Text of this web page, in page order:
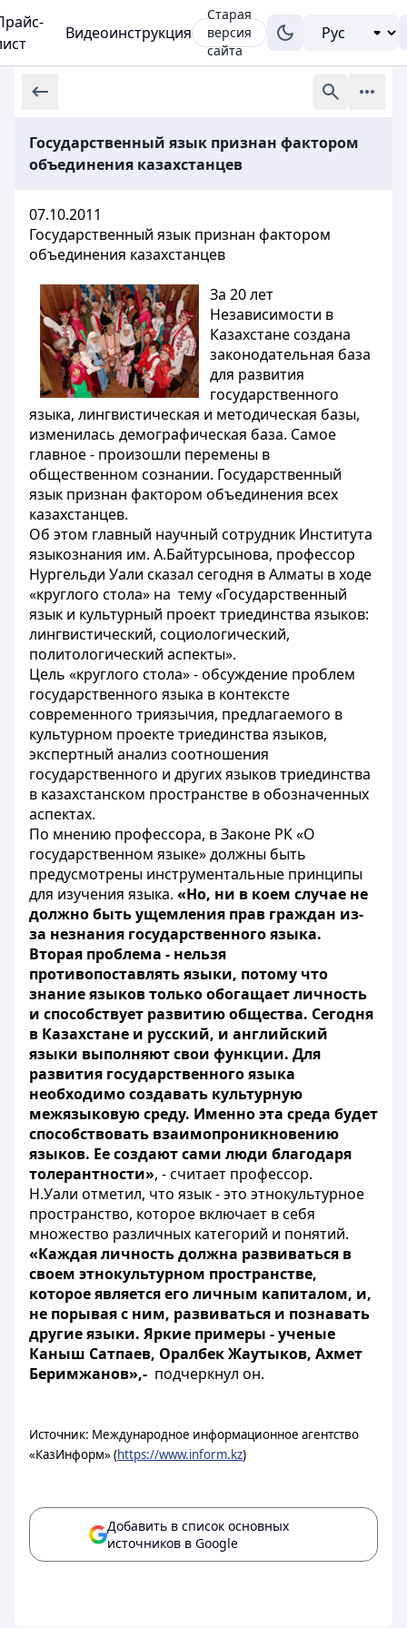
Видеоинструкция
Старая
версия
сайта
Государственный язык признан фактором
объединения казахстанцев
07.10.2011
Государственный язык признан фактором
объединения казахстанцев
За 20 лет
Независимости в
Казахстане создана
законодательная база
для развития
государственного
языка, лингвистическая и методическая базы,
изменилась демографическая база. Самое
главное - произошли перемены в
общественном сознании. Государственный
язык признан фактором объединения всех
казахстанцев.
Об этом главный научный сотрудник Института
языкознания им. А.Байтурсынова, профессор
Нургельди Уали сказал сегодня в Алматы в ходе
«круглого стола» на тему «Государственный
язык и культурный проект триединства языков:
лингвистический, социологический,
политологический аспекты».
Цель «круглого стола» - обсуждение проблем
государственного языка в контексте
современного триязычия, предлагаемого в
культурном проекте триединства языков,
экспертный анализ соотношения
государственного и других языков триединства
в казахстанском пространстве в обозначенных
аспектах.
По мнению профессора, в Законе РК «О
государственном языке» должны быть
предусмотрены инструментальные принципы
для изучения языка. «Но, ни в коем случае не
должно быть ущемления прав граждан из-
за незнания государственного языка.
Вторая проблема - нельзя
противопоставлять языки, потому что
знание языков только обогащает личность
и способствует развитию общества. Сегодня
в Казахстане и русский, и английский
языки выполняют свои функции. Для
развития государственного языка
необходимо создавать культурную
межязыковую среду. Именно эта среда будет
способствовать взаимопроникновению
языков. Ее создают сами люди благодаря
толерантности», - считает профессор.
Н.Уали отметил, что язык - это этнокультурное
пространство, которое включает в себя
множество различных категорий и понятий.
«Каждая личность должна развиваться в
своем этнокультурном пространстве,
которое является его личным капиталом, и,
не порывая с ним, развиваться и познавать
другие языки. Яркие примеры - ученые
Каныш Сатпаев, Оралбек Жаутыков, Ахмет
Беримжанов»,- подчеркнул он.
Источник: Международное информационное агентство
«КазИнформ» (https://www.inform.kz)
Добавить в список основных
источников в Google